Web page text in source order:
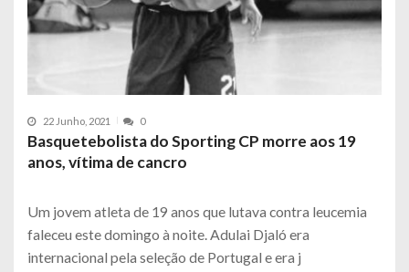
22 Junho, 2021 0
Basquetebolista do Sporting CP morre aos 19
anos, vítima de cancro
Um jovem atleta de 19 anos que lutava contra leucemia
faleceu este domingo à noite. Adulai Djaló era
internacional pela seleção de Portugal e era j